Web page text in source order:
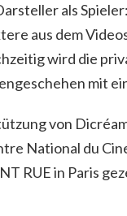
als
aus dem
wird die
mit
von
National du
RUE in Paris